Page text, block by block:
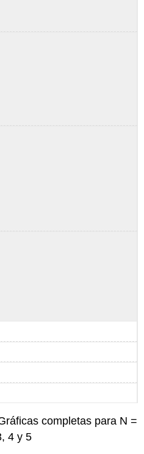
completas para N =
4 y 5